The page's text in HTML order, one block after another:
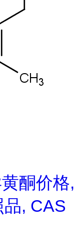
酮价格,
, CAS